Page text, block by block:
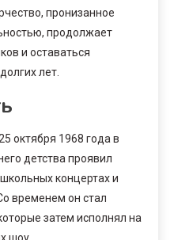
пронизанное
продолжает
и оставаться
лет.
октября 1968 года в
детства проявил
концертах и
временем он стал
затем исполнял на
шоу.